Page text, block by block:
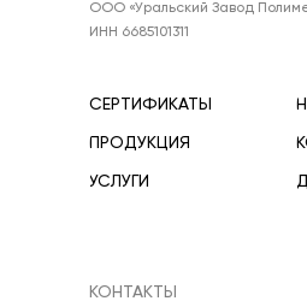
КОНТАКТЫ
ООО «Уральский Завод
ИНН 6685101311
СЕРТИФИКАТЫ
ПРОДУКЦИЯ
УСЛУГИ